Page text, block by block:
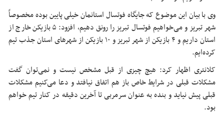
وی با بیان این موضوع که جایگاه فوتسال استانمان خیلی پایین بوده مخصوصاً
شهر تبریز و می‌خواهیم فوتسال تبریز را رونق دهیم، افزود: ۵ بازیکن خارج از
استان داریم و ۴ بازیکن از شهر تبریز و ۱۰ بازیکن از شهرهای استان جذب تیم
کرده‌ایم.
کلانتری اظهار کرد: هیچ چیزی از قبل مشخص نیست و نمی‌توان گفت
مشکلات قبلی در شرایط خاص باز هم اتفاق نیافتد و دعا می‌کنیم مشکلات
قبلی پیش نیاید و بنده به عنوان سرمربی تا آخرین دقیقه در کنار تیم خواهم
بود.